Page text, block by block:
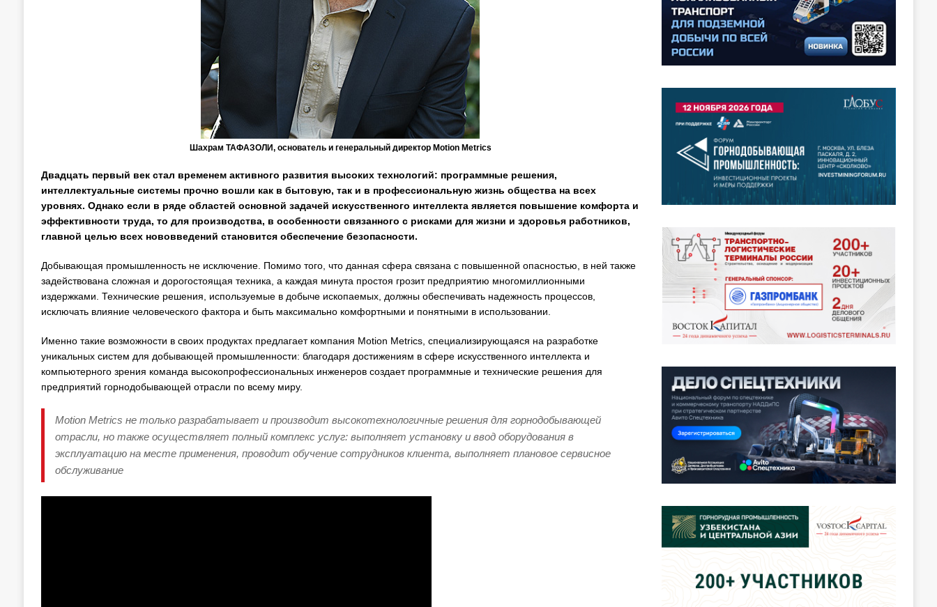
Шахрам ТАФАЗОЛИ, основатель и генеральный директор Motion Metrics
Двадцать первый век стал временем активного развития высоких технологий: программные решения,
интеллектуальные системы прочно вошли как в бытовую, так и в профессиональную жизнь общества на всех
уровнях. Однако если в ряде областей основной задачей искусственного интеллекта является повышение комфорта и
эффективности труда, то для производства, в особенности связанного с рисками для жизни и здоровья работников,
главной целью всех нововведений становится обеспечение безопасности.
Добывающая промышленность не исключение. Помимо того, что данная сфера связана с повышенной опасностью, в ней также
задействована сложная и дорогостоящая техника, а каждая минута простоя грозит предприятию многомиллионными
издержками. Технические решения, используемые в добыче ископаемых, должны обеспечивать надежность процессов,
исключать влияние человеческого фактора и быть максимально комфортными и понятными в использовании.
Именно такие возможности в своих продуктах предлагает компания Motion Metrics, специализирующаяся на разработке
уникальных систем для добывающей промышленности: благодаря достижениям в сфере искусственного интеллекта и
компьютерного зрения команда высокопрофессиональных инженеров создает программные и технические решения для
предприятий горнодобывающей отрасли по всему миру.
Motion Metrics не только разрабатывает и производит высокотехнологичные решения для горнодобывающей
отрасли, но также осуществляет полный комплекс услуг: выполняет установку и ввод оборудования в
эксплуатацию на месте применения, проводит обучение сотрудников клиента, выполняет плановое сервисное
обслуживание